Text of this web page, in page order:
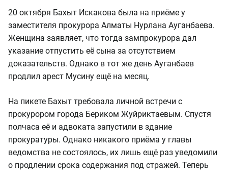
20 октября Бахыт Искакова была на приёме у
заместителя прокурора Алматы Нурлана Ауганбаева.
Женщина заявляет, что тогда зампрокурора дал
указание отпустить её сына за отсутствием
доказательств. Однако в тот же день Ауганбаев
продлил арест Мусину ещё на месяц.
На пикете Бахыт требовала личной встречи с
прокурором города Бериком Жуйриктаевым. Спустя
полчаса её и адвоката запустили в здание
прокуратуры. Однако никакого приёма у главы
ведомства не состоялось, их лишь ещё раз уведомили
о продлении срока содержания под стражей. Теперь